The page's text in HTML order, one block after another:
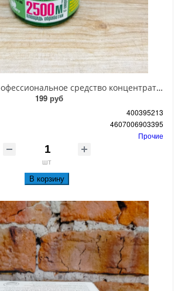
Циперметрин Профессиональное средство концентрат эмульсии 25% для уничтожения тараканов, мух,комаров, блох, клопов, муравьев, ос 50 мл
199 руб
400395213
4607006903395
Прочие
шт
В корзину